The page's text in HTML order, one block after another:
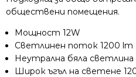
Ultralux
обществени помещения.
Мощност 12W
Светлинен поток 1200 lm
Неутрална бяла
Широк ъгъл на светене